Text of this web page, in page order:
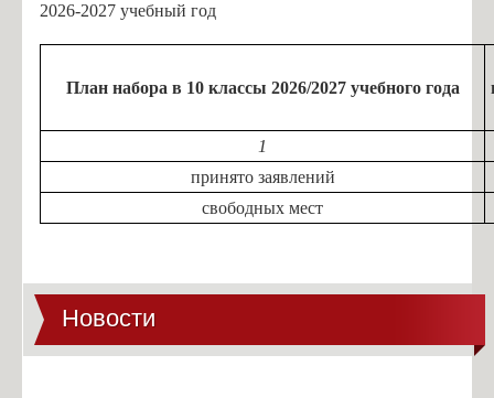
2026-2027 учебный год
План набора в 10 классы 2026/2027 учебного года
1
принято заявлений
свободных мест
Новости